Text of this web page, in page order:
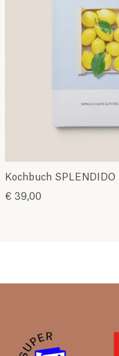
Kochbuch SPLENDIDO
€ 39,00